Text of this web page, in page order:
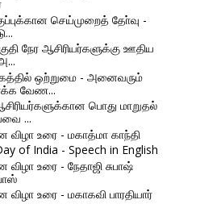
செய்முறைத் தோ்வு -
நேர ஆசிரியர்களுக்கு ஊதிய
ஒற்றுமை - அனைவரும்
வேண...
பொது மாறுதல்
...
விழா உரை - மகாத்மா காந்தி
of India - Speech in English
விழா உரை - நேதாஜி சுபாஷ்
விழா உரை - மகாகவி பாரதியார்